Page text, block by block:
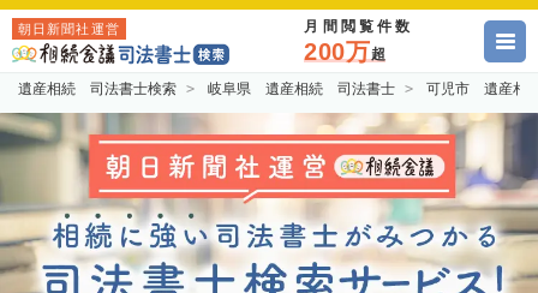
朝日新聞社運営 月間閲覧件数
200万超
遺産相続 司法書士検索 岐阜県 遺産相続 司法書士 可児市 遺産相